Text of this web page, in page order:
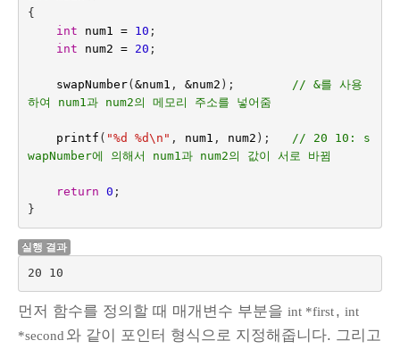
{
int
num1 = 10 ;
int
num2 = 20 ;
swapNumber( &num1 , &num2 ); // &를 사용
하여 num1과 num2의 메모리 주소를 넣어줌
printf ( "%d %d\n " , num1 , num2 );
// 20 10: s
wapNumber에 의해서 num1과 num2의 값이 서로 바뀜
return 0 ;
}
실행 결과
20 10
먼저 함수를 정의할 때 매개변수 부분을 int *first, int
*second 와 같이 포인터 형식으로 지정해줍니다. 그리고